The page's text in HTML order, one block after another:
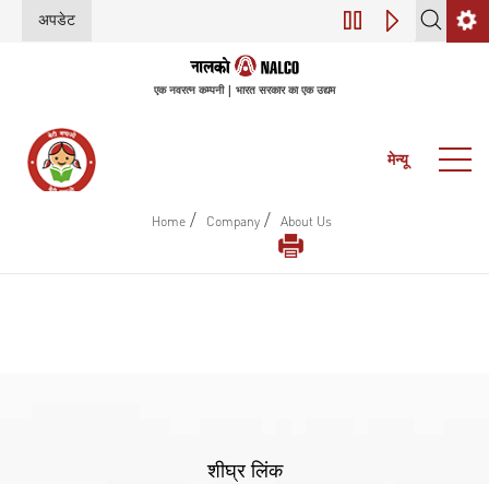
अपडेट डिजिटल परिवर्तन
एक नवरत्न कम्पनी | भारत सरकार का एक उद्यम
मेन्यू
Home / Company / About Us
शीघ्र लिंक